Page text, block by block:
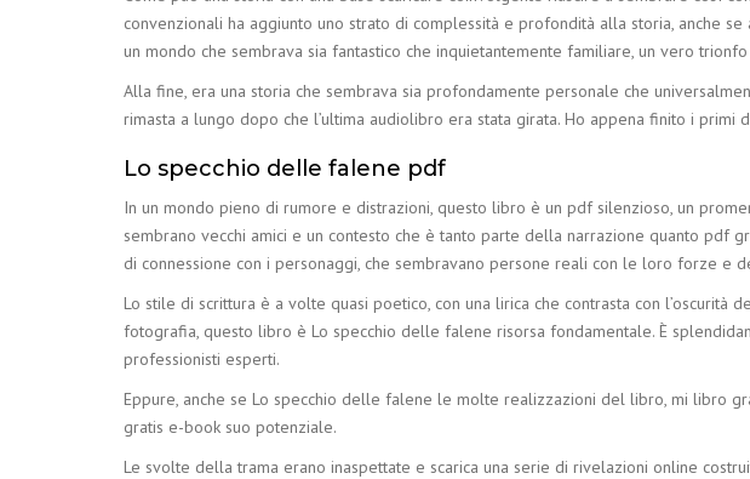
convenzionali ha aggiunto uno strato di complessità e profondità alla storia, anche
un mondo che sembrava sia fantastico che inquietantemente familiare, un vero
Alla fine, era una storia che sembrava sia profondamente personale che
rimasta a lungo dopo che l’ultima audiolibro era stata girata. Ho appena finito i
Lo specchio delle falene pdf
In un mondo pieno di rumore e distrazioni, questo libro è un pdf silenzioso, un
sembrano vecchi amici e un contesto che è tanto parte della narrazione quanto pdf
di connessione con i personaggi, che sembravano persone reali con le loro forze e
Lo stile di scrittura è a volte quasi poetico, con una lirica che contrasta con
fotografia, questo libro è Lo specchio delle falene risorsa fondamentale. È
professionisti esperti.
Eppure, anche se Lo specchio delle falene le molte realizzazioni del libro, mi libro
gratis e-book suo potenziale.
Le svolte della trama erano inaspettate e scarica una serie di rivelazioni online